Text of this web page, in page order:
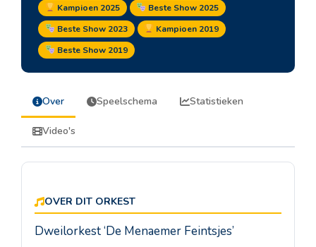
Kampioen 2025
Beste Show 2025
Beste Show 2023
Kampioen 2019
Beste Show 2019
Over Speelschema Statistieken
Video's
OVER DIT ORKEST
Dweilorkest ‘De Menaemer Feintsjes’